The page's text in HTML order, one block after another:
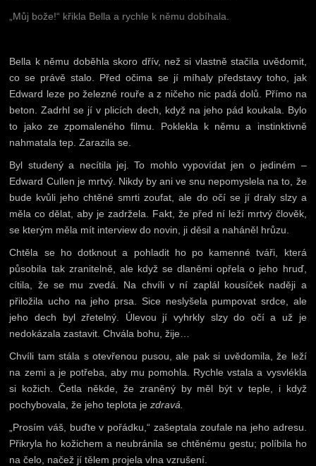
„Můj bože!“ křikla Bella a rychle k němu dobíhala.
Bella k němu doběhla skoro dřív, než si vlastně stačila uvědomit,
co se právě stalo. Před očima se jí míhaly představy toho, jak
Edward leze po železné rouře a z ničeho nic padá dolů. Přímo na
beton. Zadrhl se jí v plicích dech, když na jeho pád koukala. Bylo
to jako ze zpomaleného filmu. Poklekla k němu a instinktivně
nahmatala tep. Zarazila se.
Byl studený a necítila jej. To mohlo vypovídat jen o jediném –
Edward Cullen je mrtvý. Nikdy by ani ve snu nepomyslela na to, že
bude kvůli jeho chtěné smrti zoufat, ale do očí se jí draly slzy a
měla co dělat, aby je zadržela. Fakt, že před ní leží mrtvý člověk,
se kterým měla mít interview do novin, ji děsil a naháněl hrůzu.
Chtěla se ho dotknout a pohladit ho po kamenné tváři, která
působila tak zranitelně, ale když se dlaněmi opřela o jeho hruď,
cítila, že se mu zvedá. Na chvíli v ní zaplál kousíček naději a
přiložila ucho na jeho prsa. Sice neslyšela pumpovat srdce, ale
jeho dech byl zřetelný. Úlevou jí vyhrkly slzy do očí a už je
nedokázala zastavit. Chvála bohu, žije…
Chvíli tam stála s otevřenou pusou, ale pak si uvědomila, že leží
na zemi a je potřeba, aby mu pomohla. Rychle vstala a vysvlékla
si kožich. Četla někde, že zraněný by měl být v teple, i když
pochybovala, že jeho teplota jezdravá.
„Prosím váš, buďte v pořádku,“ zašeptala zoufale na jeho adresu.
Přikryla ho kožichem a neubránila se chtěnému gestu; políbila ho
na čelo, načež jí tělem projela vlna vzrušení.